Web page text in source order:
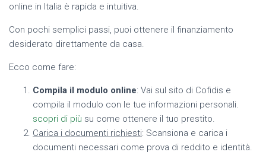
online in Italia è rapida e intuitiva.
Con pochi semplici passi, puoi ottenere il finanziamento
desiderato direttamente da casa.
Ecco come fare:
Compila il modulo online: Vai sul sito di Cofidis e
compila il modulo con le tue informazioni personali.
scopri di più su come ottenere il tuo prestito.
Carica i documenti richiesti: Scansiona e carica i
documenti necessari come prova di reddito e identità.